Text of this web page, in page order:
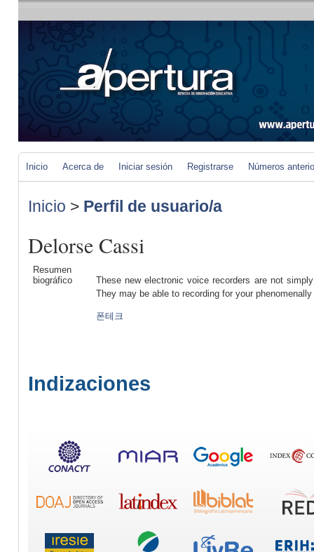
Inicio Acerca de Iniciar sesión Registrarse Números
Inicio > Perfil de usuario/a
Delorse Cassi
Resumen
biográfico
These new electronic voice recorders are not
They may be able to recording for your phenomenally
폰테크
Indizaciones